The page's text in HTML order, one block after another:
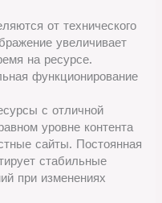
от технического
увеличивает
на ресурсе.
функционирование
с отличной
уровне контента
сайты. Постоянная
стабильные
при изменениях